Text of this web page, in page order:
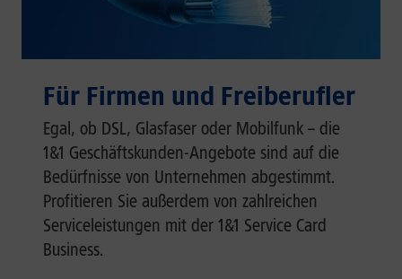
Für Firmen und Freiberufler
Egal, ob DSL, Glasfaser oder Mobilfunk – die
1&1 Geschäftskunden-Angebote sind auf die
Bedürfnisse von Unternehmen abgestimmt.
Profitieren Sie außerdem von zahlreichen
Serviceleistungen mit der 1&1 Service Card
Business.